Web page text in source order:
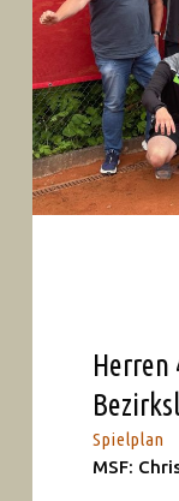
Herren
Spielplan
MSF: